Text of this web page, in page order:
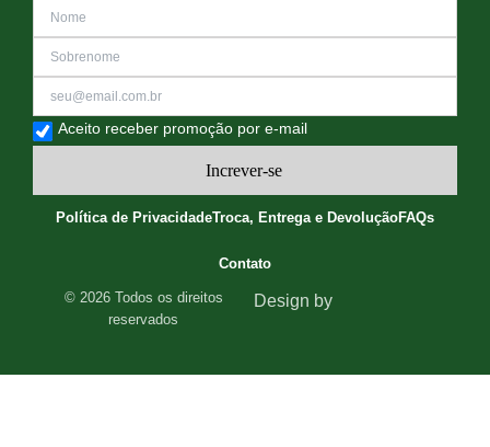
Aceito receber promoção por e-mail
Increver-se
© 2026 Todos os direitos
reservados
Design by
Política de PrivacidadeTroca, Entrega e DevoluçãoFAQs
Contato